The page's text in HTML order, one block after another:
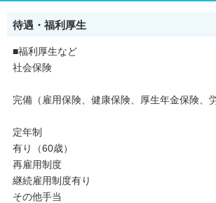
待遇・福利厚生
■福利厚生など
社会保険
完備（雇用保険、健康保険、厚生年金保険、
定年制
有り（60歳）
再雇用制度
継続雇用制度有り
その他手当